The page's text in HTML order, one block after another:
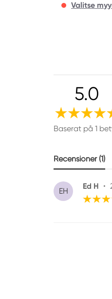
Valitse
5.0
Baserat på 1
Recensioner (1)
EH
Ed H •